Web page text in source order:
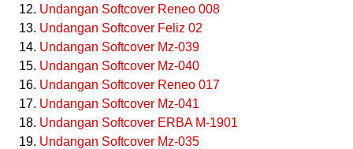
Undangan Softcover Reneo 008
Undangan Softcover Feliz 02
Undangan Softcover Mz-039
Undangan Softcover Mz-040
Undangan Softcover Reneo 017
Undangan Softcover Mz-041
Undangan Softcover ERBA M-1901
Undangan Softcover Mz-035